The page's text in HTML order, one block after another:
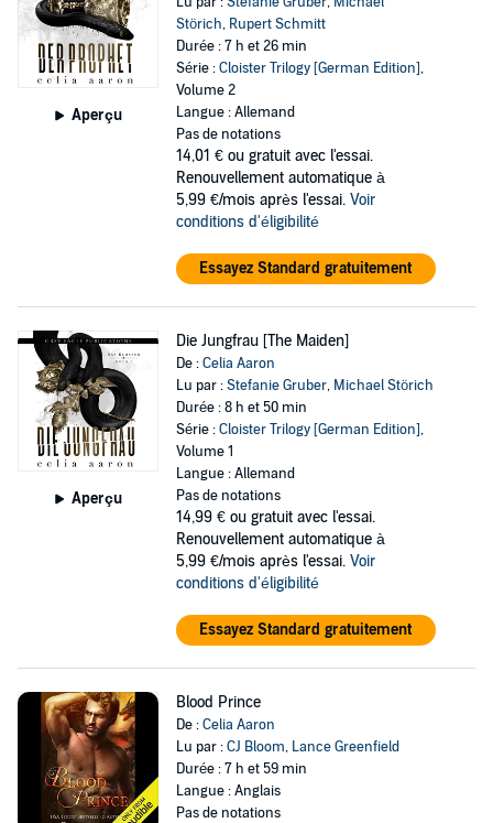
Aperçu
Störich, Rupert Schmitt
Durée : 7 h et 26 min
Série :Cloister Trilogy [German Edition],
Volume 2
Langue : Allemand
Pas de notations
14,01 € ou gratuit avec l'essai.
Renouvellement automatique à
5,99 €/mois après l'essai. Voir
conditions d'éligibilité
Essayez Standard gratuitement
Aperçu
Die Jungfrau [The Maiden]
De :Celia Aaron
Lu par :Stefanie Gruber, Michael Störich
Durée : 8 h et 50 min
Série :Cloister Trilogy [German Edition],
Volume 1
Langue : Allemand
Pas de notations
14,99 € ou gratuit avec l'essai.
Renouvellement automatique à
5,99 €/mois après l'essai. Voir
conditions d'éligibilité
Essayez Standard gratuitement
Blood Prince
De :Celia Aaron
Lu par :CJ Bloom, Lance Greenfield
Durée : 7 h et 59 min
Langue : Anglais
Pas de notations